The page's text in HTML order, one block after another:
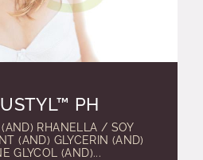
PH
RHANELLA / SOY
(AND) GLYCERIN (AND)
GLYCOL (AND)...